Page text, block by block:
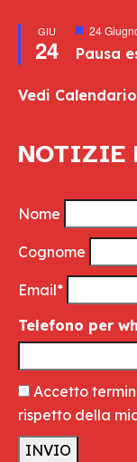
GIU
24
Segnalati
24
Pausa
Vedi Calendario
NOTIZIE
Nome
Cognome
Email*
Telefono per
Accetto
rispetto della